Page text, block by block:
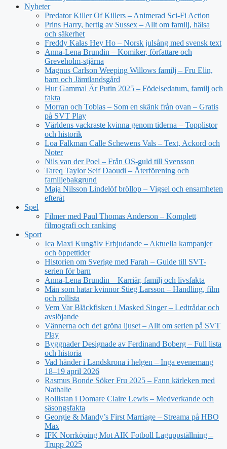
Nyheter
Predator Killer Of Killers – Animerad Sci-Fi Action
Prins Harry, hertig av Sussex – Allt om familj, hälsa
och säkerhet
Freddy Kalas Hey Ho – Norsk julsång med svensk text
Anna-Lena Brundin – Komiker, författare och
Greveholm-stjärna
Magnus Carlson Weeping Willows familj – Fru Elin,
barn och Jämtlandsgård
Hur Gammal Är Putin 2025 – Födelsedatum, familj och
fakta
Morran och Tobias – Som en skänk från ovan – Gratis
på SVT Play
Världens vackraste kvinna genom tiderna – Topplistor
och historik
Loa Falkman Calle Schewens Vals – Text, Ackord och
Noter
Nils van der Poel – Från OS-guld till Svensson
Tareq Taylor Seif Daoudi – Återförening och
familjebakgrund
Maja Nilsson Lindelöf bröllop – Vigsel och ensamheten
efteråt
Spel
Filmer med Paul Thomas Anderson – Komplett
filmografi och ranking
Sport
Ica Maxi Kungälv Erbjudande – Aktuella kampanjer
och öppettider
Historien om Sverige med Farah – Guide till SVT-
serien för barn
Anna-Lena Brundin – Karriär, familj och livsfakta
Män som hatar kvinnor Stieg Larsson – Handling, film
och rollista
Vem Var Bläckfisken i Masked Singer – Ledtrådar och
avslöjande
Vännerna och det gröna ljuset – Allt om serien på SVT
Play
Byggnader Designade av Ferdinand Boberg – Full lista
och historia
Vad händer i Landskrona i helgen – Inga evenemang
18–19 april 2026
Rasmus Bonde Söker Fru 2025 – Fann kärleken med
Nathalie
Rollistan i Domare Claire Lewis – Medverkande och
säsongsfakta
Georgie & Mandy’s First Marriage – Streama på HBO
Max
IFK Norrköping Mot AIK Fotboll Laguppställning –
Trupp 2025